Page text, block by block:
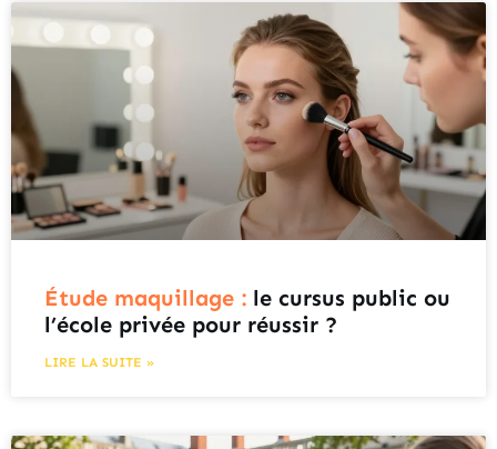
Étude maquillage : le cursus public ou
l’école privée pour réussir ?
LIRE LA SUITE »